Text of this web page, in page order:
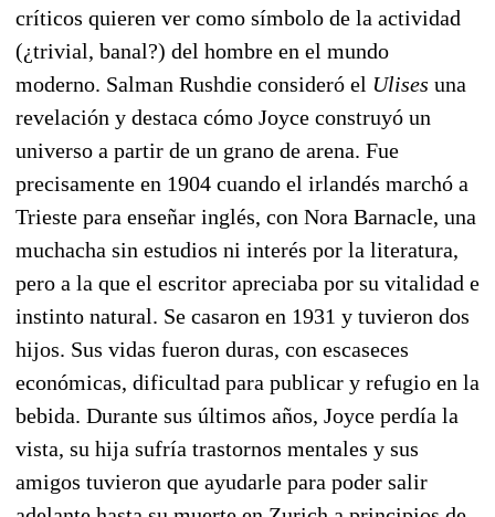
críticos quieren ver como símbolo de la actividad
(¿trivial, banal?) del hombre en el mundo
moderno. Salman Rushdie consideró el Ulises una
revelación y destaca cómo Joyce construyó un
universo a partir de un grano de arena. Fue
precisamente en 1904 cuando el irlandés marchó a
Trieste para enseñar inglés, con Nora Barnacle, una
muchacha sin estudios ni interés por la literatura,
pero a la que el escritor apreciaba por su vitalidad e
instinto natural. Se casaron en 1931 y tuvieron dos
hijos. Sus vidas fueron duras, con escaseces
económicas, dificultad para publicar y refugio en la
bebida. Durante sus últimos años, Joyce perdía la
vista, su hija sufría trastornos mentales y sus
amigos tuvieron que ayudarle para poder salir